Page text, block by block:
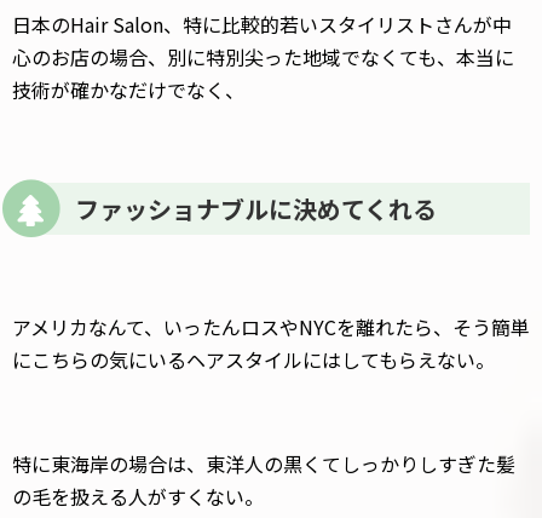
日本のHair Salon、特に比較的若いスタイリストさんが中
心のお店の場合、別に特別尖った地域でなくても、本当に
技術が確かなだけでなく、
ファッショナブルに決めてくれる
アメリカなんて、いったんロスやNYCを離れたら、そう簡単
にこちらの気にいるヘアスタイルにはしてもらえない。
特に東海岸の場合は、東洋人の黒くてしっかりしすぎた髪
の毛を扱える人がすくない。